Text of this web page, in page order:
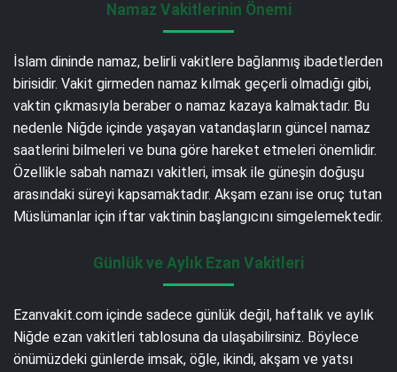
Namaz Vakitlerinin Önemi
İslam dininde namaz, belirli vakitlere bağlanmış ibadetlerden
birisidir. Vakit girmeden namaz kılmak geçerli olmadığı gibi,
vaktin çıkmasıyla beraber o namaz kazaya kalmaktadır. Bu
nedenle Niğde içinde yaşayan vatandaşların güncel namaz
saatlerini bilmeleri ve buna göre hareket etmeleri önemlidir.
Özellikle sabah namazı vakitleri, imsak ile güneşin doğuşu
arasındaki süreyi kapsamaktadır. Akşam ezanı ise oruç tutan
Müslümanlar için iftar vaktinin başlangıcını simgelemektedir.
Günlük ve Aylık Ezan Vakitleri
Ezanvakit.com içinde sadece günlük değil, haftalık ve aylık
Niğde ezan vakitleri tablosuna da ulaşabilirsiniz. Böylece
önümüzdeki günlerde imsak, öğle, ikindi, akşam ve yatsı